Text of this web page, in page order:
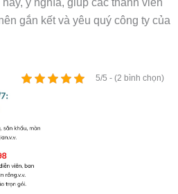
ý nghĩa, giúp các thành viên
gắn kết và yêu quý công ty của
5/5 - (2 bình chọn)